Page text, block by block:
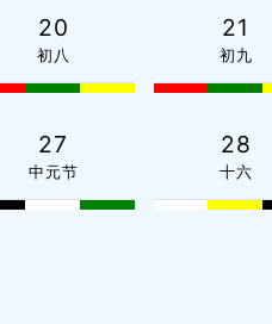
20
初八
21
初九
27
中元节
28
十六